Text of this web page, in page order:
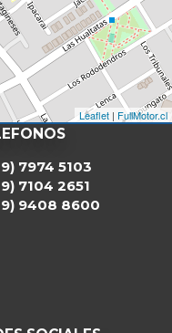
Leaflet | FullMotor.cl
9) 7974 5103
7104 2651
9) 9408 8600